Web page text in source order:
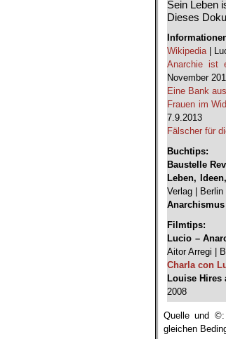
Sein Leben
Dieses
Wikipedia|
Anarchie ist
November
Eine Bank
Frauen im
7.9.2013
Fälscher für
Buchtips:
Baustelle
Leben,
Verlag | Berlin
Anarchismus
Filmtips:
Lucio –
Aitor Arregi |
Charla con
Louise Hires
2008
Quelle und
gleichen